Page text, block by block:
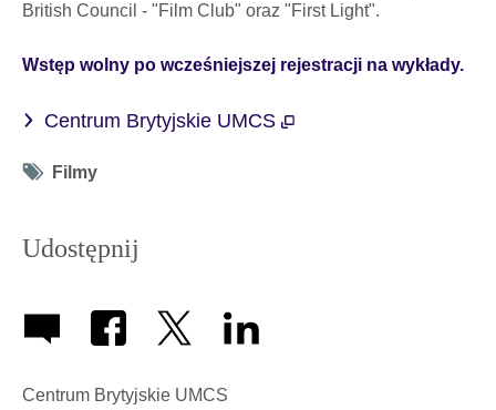
British Council - "Film Club" oraz "First Light".
Wstęp wolny po wcześniejszej rejestracji na wykłady.
Centrum Brytyjskie UMCS
Tag
Filmy
Udostępnij
Centrum Brytyjskie UMCS